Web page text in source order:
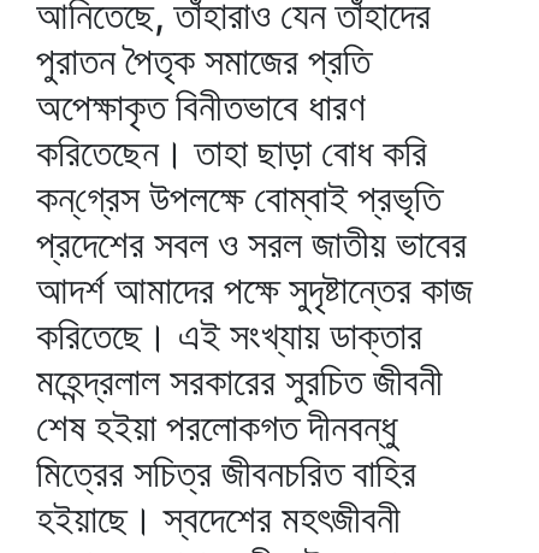
আনিতেছে, তাঁহারাও যেন তাঁহাদের
পুরাতন পৈতৃক সমাজের প্রতি
অপেক্ষাকৃত বিনীতভাবে ধারণ
করিতেছেন। তাহা ছাড়া বোধ করি
কন্‌গ্রেস উপলক্ষে বোম্বাই প্রভৃতি
প্রদেশের সবল ও সরল জাতীয় ভাবের
আদর্শ আমাদের পক্ষে সুদৃষ্টান্তের কাজ
করিতেছে। এই সংখ্যায় ডাক্তার
মহেন্দ্রলাল সরকারের সুরচিত জীবনী
শেষ হইয়া পরলোকগত দীনবন্ধু
মিত্রের সচিত্র জীবনচরিত বাহির
হইয়াছে। স্বদেশের মহৎজীবনী